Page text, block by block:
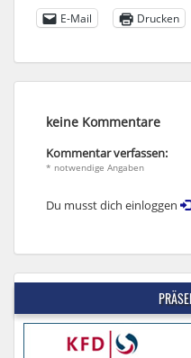
E-Mail
Drucken
keine Kommentare
Kommentar verfassen:
* notwendige Angaben
Du musst dich einloggen